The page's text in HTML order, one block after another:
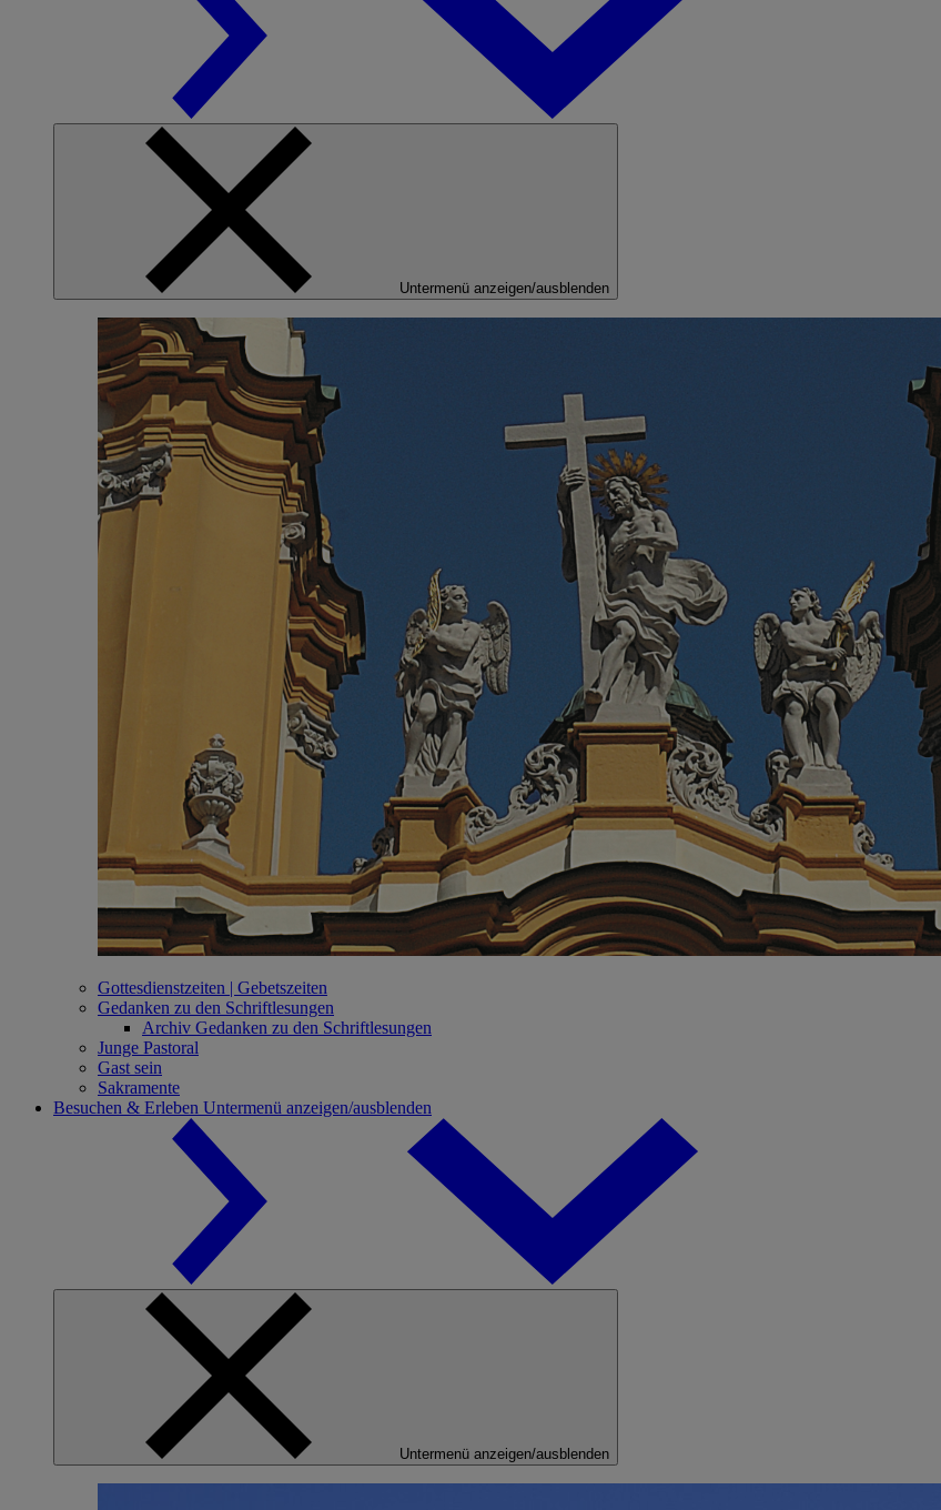
Untermenü anzeigen/ausblenden
Gottesdienstzeiten | Gebetszeiten
Gedanken zu den Schriftlesungen
Archiv Gedanken zu den Schriftlesungen
Junge Pastoral
Gast sein
Sakramente
Besuchen & Erleben Untermenü anzeigen/ausblenden
Untermenü anzeigen/ausblenden